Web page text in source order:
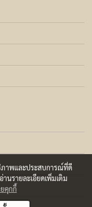
ภาพและประสบการณ์ที่ดี
นรายละเอียดเพิ่มเติม
คุกกี้